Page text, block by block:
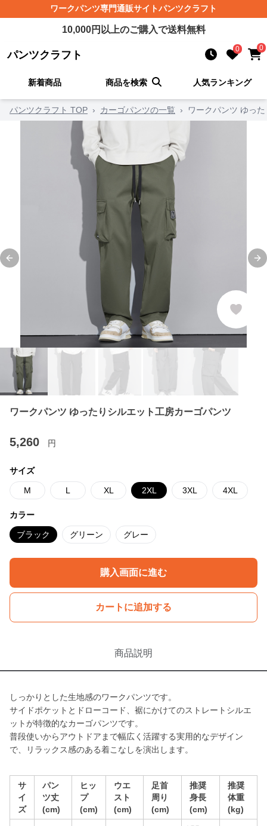
ワークパンツ専門通販サイトパンツクラフト
10,000円以上のご購入で送料無料
パンツクラフト 0 0
新着商品 商品を検索 人気ランキング
パンツクラフト TOP › カーゴパンツの一覧 › ワークパンツ ゆっ
Previous slide
ワークパンツ ゆったりシルエット工房カーゴパンツ
5,260 円
サイズ
M L XL 2XL 3XL 4XL
カラー
ブラック グリーン グレー
購入画面に進む
カートに追加する
商品説明
しっかりとした生地感のワークパンツです。
サイドポケットとドローコード、裾にかけてのストレートシルエ
ットが特徴的なカーゴパンツです。
普段使いからアウトドアまで幅広く活躍する実用的なデザイン
で、リラックス感のある着こなしを演出します。
サ
イ
ズ
パン
ツ丈
(cm)
ヒッ
プ
(cm)
ウエ
スト
(cm)
足首
周り
(cm)
推奨
身長
(cm)
推奨
体重
(kg)